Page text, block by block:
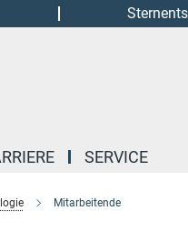
SERVICE
Mitarbeitende